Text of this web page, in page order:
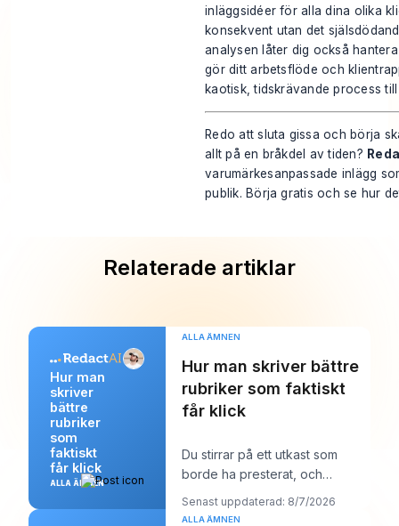
inläggsidéer för alla dina olika
konsekvent utan det
analysen låter dig också
gör ditt arbetsflöde och
kaotisk, tidskrävande process
Redo att sluta gissa och börja
allt på en bråkdel av tiden?
varumärkesanpassade inlägg
publik. Börja gratis och se hur
Relaterade artiklar
Hur man
skriver
bättre
rubriker
som
faktiskt
får klick
ALLA ÄMNEN
ALLA ÄMNEN
Hur man skriver bättre
rubriker som faktiskt
får klick
Du stirrar på ett utkast som
borde ha presterat, och
rubriken är förmodligen det
första du misstänke
Senast uppdaterad: 8/7/2026
ALLA ÄMNEN